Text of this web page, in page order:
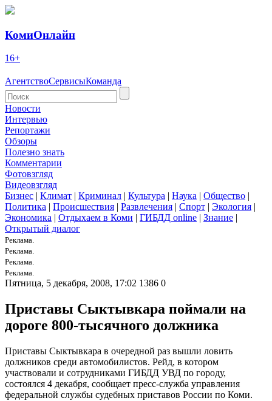
КомиОнлайн
16+
АгентствоСервисыКоманда
Новости
Интервью
Репортажи
Обзоры
Полезно знать
Комментарии
Фотовзгляд
Видеовзгляд
Бизнес | Климат | Криминал | Культура | Наука | Общество |
Политика | Происшествия | Развлечения | Спорт | Экология |
Экономика | Отдыхаем в Коми | ГИБДД online | Знание |
Открытый диалог
Реклама.
Реклама.
Реклама.
Реклама.
Пятница, 5 декабря, 2008, 17:02 1386 0
Приставы Сыктывкара поймали на
дороге 800-тысячного должника
Приставы Сыктывкара в очередной раз вышли ловить
должников среди автомобилистов. Рейд, в котором
участвовали и сотрудниками ГИБДД УВД по городу,
состоялся 4 декабря, сообщает пресс-служба управления
федеральной службы судебных приставов России по Коми.